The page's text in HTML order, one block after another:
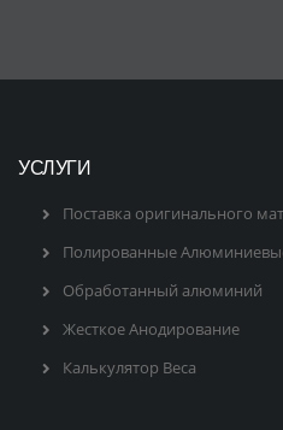
УСЛУГИ
Поставка оригинального
Полированные
Обработанный алюминий
Жесткое Анодирование
Калькулятор Веса